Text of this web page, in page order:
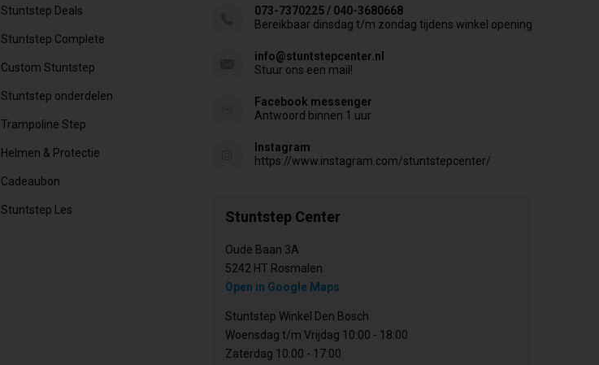
Stuntstep Deals
Stuntstep Complete
Custom Stuntstep
Stuntstep onderdelen
Trampoline Step
Helmen & Protectie
Cadeaubon
Stuntstep Les
073-7370225 / 040-3680668
Bereikbaar dinsdag t/m zondag tijdens winkel opening
info@stuntstepcenter.nl
Stuur ons een mail!
Facebook messenger
Antwoord binnen 1 uur
Instagram
https://www.instagram.com/stuntstepcenter/
Stuntstep Center
Oude Baan 3A
5242 HT Rosmalen
Open in Google Maps
Stuntstep Winkel Den Bosch
Woensdag t/m Vrijdag 10:00 - 18:00
Zaterdag 10:00 - 17:00